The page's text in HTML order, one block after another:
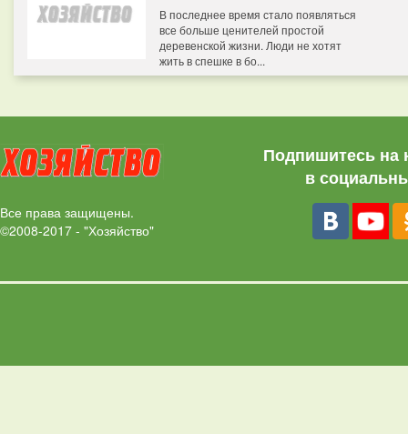
В последнее время стало появляться
все больше ценителей простой
деревенской жизни. Люди не хотят
жить в спешке в бо...
Все права защищены.
©2008-2017 - "Хозяйство"
Подпишитесь на
в